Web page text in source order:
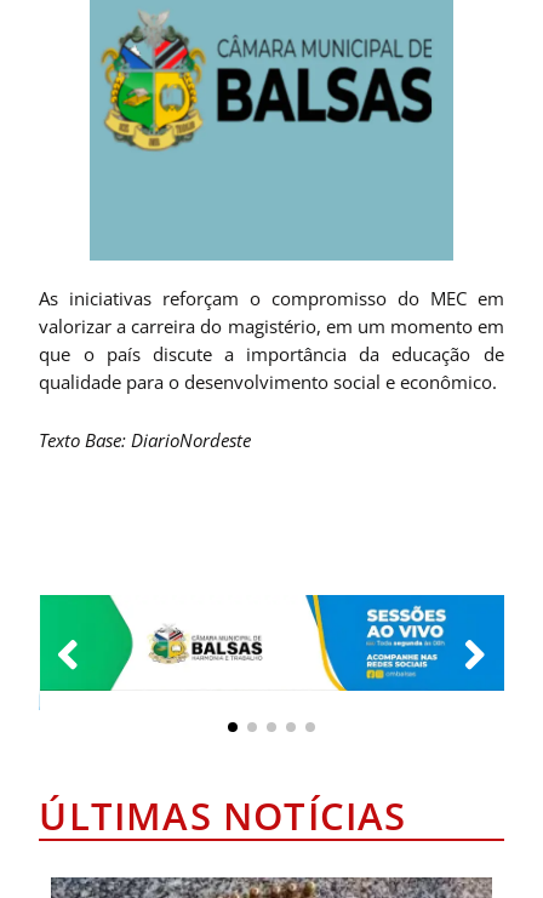
As iniciativas reforçam o compromisso do MEC em
valorizar a carreira do magistério, em um momento em
que o país discute a importância da educação de
qualidade para o desenvolvimento social e econômico.
Texto Base: DiarioNordeste
ÚLTIMAS NOTÍCIAS